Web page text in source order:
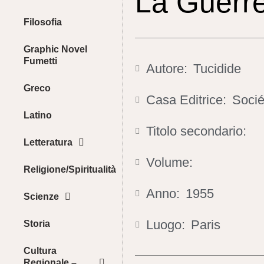
Filosofia
Graphic Novel
Fumetti
Greco
Latino
Letteratura
Religione/Spiritualità
Scienze
Storia
Cultura
Autore: Tucidide
Casa Editrice:
Titolo secondario:
Volume:
Anno: 1955
Luogo: Paris